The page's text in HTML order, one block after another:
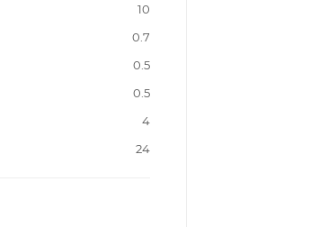
10
0.7
0.5
0.5
4
24